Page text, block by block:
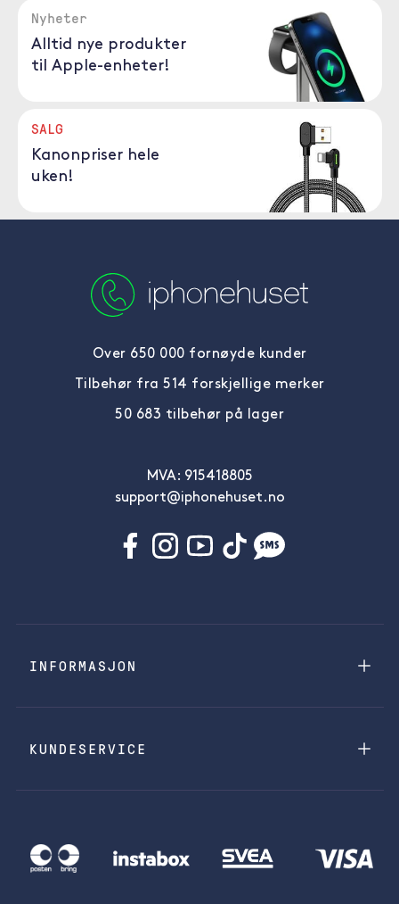
Nyheter
Alltid nye produkter
til Apple-enheter!
SALG
Kanonpriser hele
uken!
Over 650 000 fornøyde kunder
Tilbehør fra 514 forskjellige merker
50 683 tilbehør på lager
MVA: 915418805
support@iphonehuset.no
INFORMASJON
KUNDESERVICE